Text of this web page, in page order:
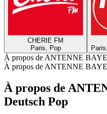
CHERIE FM
Paris, Pop
À propos de ANTENNE
À propos de ANTENNE
À propos de
Deutsch Pop